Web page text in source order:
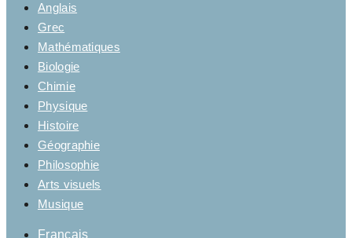
Anglais
Grec
Mathématiques
Biologie
Chimie
Physique
Histoire
Géographie
Philosophie
Arts visuels
Musique
Français